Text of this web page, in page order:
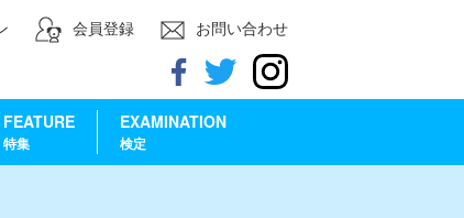
会員登録 お問い合わせ
FEATURE
特集
EXAMINATION
検定